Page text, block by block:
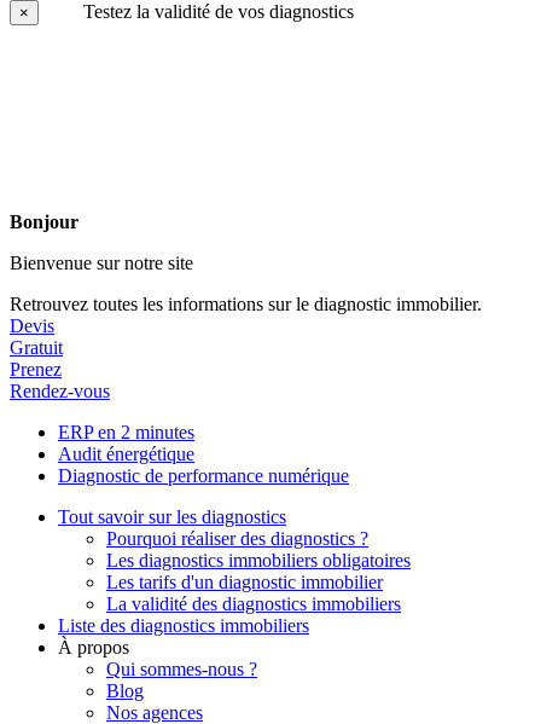
× Testez la validité de vos diagnostics
Bonjour
Bienvenue sur notre site
Retrouvez toutes les informations sur le diagnostic immobilier.
Devis
Gratuit
Prenez
Rendez-vous
ERP en 2 minutes
Audit énergétique
Diagnostic de performance numérique
Tout savoir sur les diagnostics
Pourquoi réaliser des diagnostics ?
Les diagnostics immobiliers obligatoires
Les tarifs d'un diagnostic immobilier
La validité des diagnostics immobiliers
Liste des diagnostics immobiliers
À propos
Qui sommes-nous ?
Blog
Nos agences